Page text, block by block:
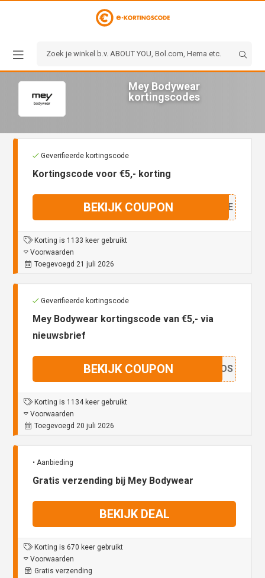
Mey Bodywear
kortingscodes
Geverifieerde kortingscode
Kortingscode voor €5,- korting
BFIRE
BEKIJK COUPON
Korting is 1133 keer gebruikt
Voorwaarden
Toegevoegd 21 juli 2026
Geverifieerde kortingscode
Mey Bodywear kortingscode van €5,- via
nieuwsbrief
DECOS
BEKIJK COUPON
Korting is 1134 keer gebruikt
Voorwaarden
Toegevoegd 20 juli 2026
• Aanbieding
Gratis verzending bij Mey Bodywear
BEKIJK DEAL
Korting is 670 keer gebruikt
Voorwaarden
Gratis verzending